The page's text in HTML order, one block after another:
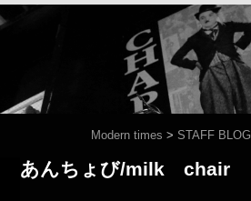
Modern times > STAFF BLOG
あんちょび/milk chair